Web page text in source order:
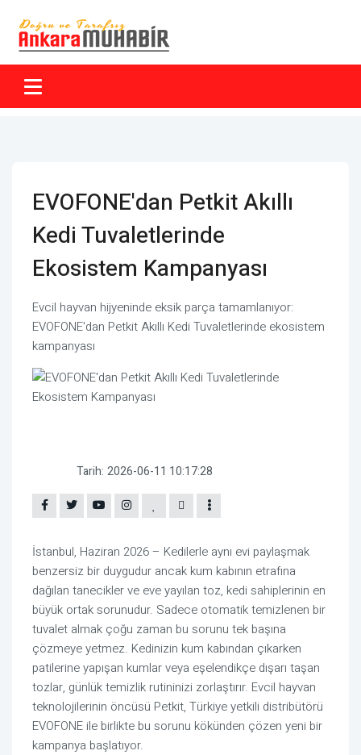
EVOFONE'dan Petkit Akıllı
Kedi Tuvaletlerinde
Ekosistem Kampanyası
Evcil hayvan hijyeninde eksik parça tamamlanıyor:
EVOFONE'dan Petkit Akıllı Kedi Tuvaletlerinde ekosistem
kampanyası
Tarih: 2026-06-11 10:17:28
İstanbul, Haziran 2026 – Kedilerle aynı evi paylaşmak
benzersiz bir duygudur ancak kum kabının etrafına
dağılan tanecikler ve eve yayılan toz, kedi sahiplerinin en
büyük ortak sorunudur. Sadece otomatik temizlenen bir
tuvalet almak çoğu zaman bu sorunu tek başına
çözmeye yetmez. Kedinizin kum kabından çıkarken
patilerine yapışan kumlar veya eşelendikçe dışarı taşan
tozlar, günlük temizlik rutininizi zorlaştırır. Evcil hayvan
teknolojilerinin öncüsü Petkit, Türkiye yetkili distribütörü
EVOFONE ile birlikte bu sorunu kökünden çözen yeni bir
kampanya başlatıyor.